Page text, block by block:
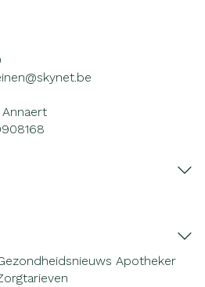
skynet.be
Annaert
Apotheker